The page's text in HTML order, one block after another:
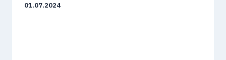
01.07.2024